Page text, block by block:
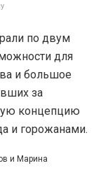
по двум
для
и большое
за
концепцию
и горожанами.
и Марина